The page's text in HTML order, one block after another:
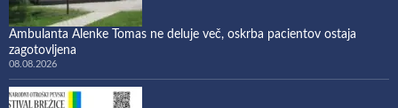
Ambulanta Alenke Tomas ne deluje več, oskrba pacientov ostaja
zagotovljena
08.08.2026